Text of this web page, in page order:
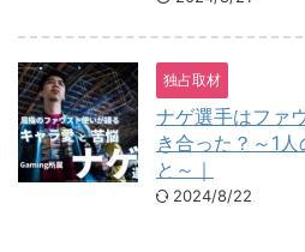
独占取材
ナゲ選手はファ
き合った？～1
と～｜
2024/8/22